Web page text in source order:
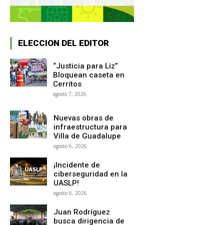
ELECCION DEL EDITOR
“Justicia para Liz”
Bloquean caseta en
Cerritos
agosto 7, 2026
Nuevas obras de
infraestructura para
Villa de Guadalupe
agosto 6, 2026
¡Incidente de
ciberseguridad en la
UASLP!
agosto 6, 2026
Juan Rodríguez
busca dirigencia de